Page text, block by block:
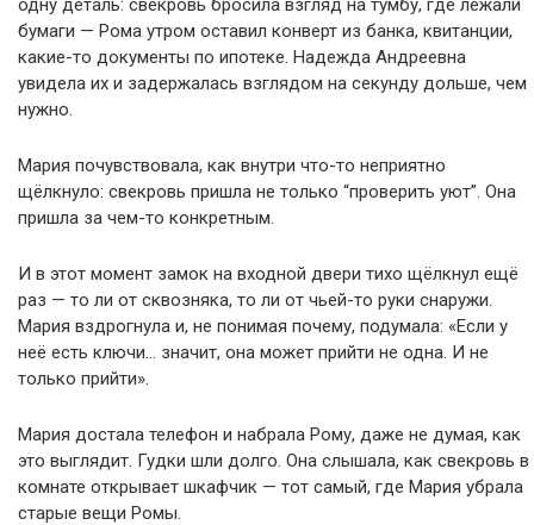
одну деталь: свекровь бросила взгляд на тумбу, где лежали
бумаги — Рома утром оставил конверт из банка, квитанции,
какие-то документы по ипотеке. Надежда Андреевна
увидела их и задержалась взглядом на секунду дольше, чем
нужно.
Мария почувствовала, как внутри что-то неприятно
щёлкнуло: свекровь пришла не только “проверить уют”. Она
пришла за чем-то конкретным.
И в этот момент замок на входной двери тихо щёлкнул ещё
раз — то ли от сквозняка, то ли от чьей-то руки снаружи.
Мария вздрогнула и, не понимая почему, подумала: «Если у
неё есть ключи… значит, она может прийти не одна. И не
только прийти».
Мария достала телефон и набрала Рому, даже не думая, как
это выглядит. Гудки шли долго. Она слышала, как свекровь в
комнате открывает шкафчик — тот самый, где Мария убрала
старые вещи Ромы.